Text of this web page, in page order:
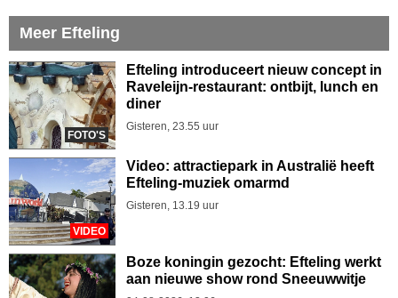
Meer Efteling
FOTO'S
Efteling introduceert nieuw concept in
Raveleijn-restaurant: ontbijt, lunch en
diner
Gisteren, 23.55 uur
VIDEO
Video: attractiepark in Australië heeft
Efteling-muziek omarmd
Gisteren, 13.19 uur
Boze koningin gezocht: Efteling werkt
aan nieuwe show rond Sneeuwwitje